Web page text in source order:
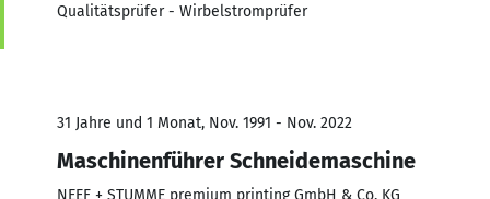
Qualitätsprüfer - Wirbelstromprüfer
31 Jahre und 1 Monat, Nov. 1991 - Nov. 2022
Maschinenführer Schneidemaschine
NEEF + STUMME premium printing GmbH & Co. KG